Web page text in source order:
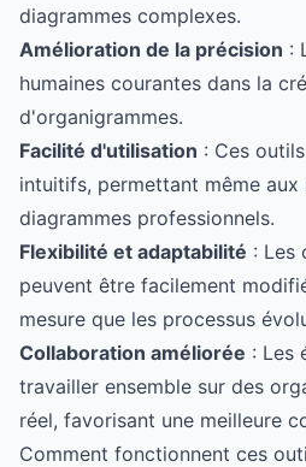
diagrammes complexes.
Amélioration de la précision :
humaines courantes dans la
d'organigrammes.
Facilité d'utilisation : Ces
intuitifs, permettant même
diagrammes professionnels.
Flexibilité et adaptabilité : Les
peuvent être facilement
mesure que les processus
Collaboration améliorée : Les
travailler ensemble sur des
réel, favorisant une meilleure
Comment fonctionnent ces